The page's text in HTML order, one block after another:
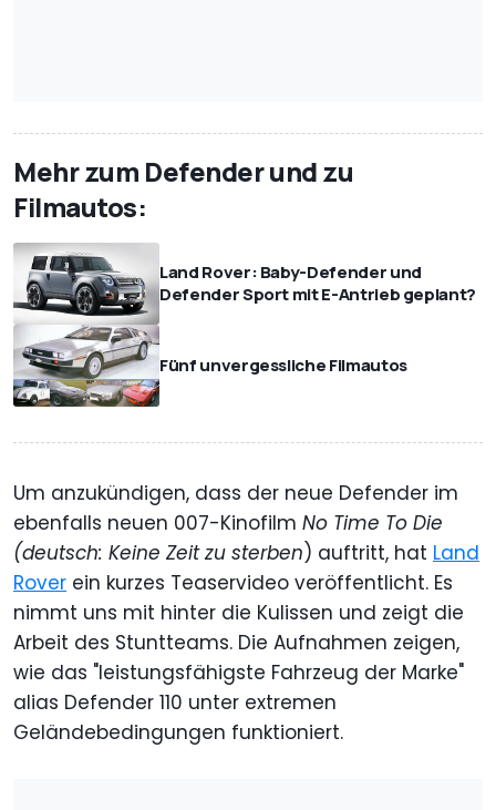
Mehr zum Defender und zu
Filmautos:
Land Rover: Baby-Defender und
Defender Sport mit E-Antrieb geplant?
Fünf unvergessliche Filmautos
Um anzukündigen, dass der neue Defender im
ebenfalls neuen 007-Kinofilm No Time To Die
(deutsch: Keine Zeit zu sterben) auftritt, hat Land
Rover ein kurzes Teaservideo veröffentlicht. Es
nimmt uns mit hinter die Kulissen und zeigt die
Arbeit des Stuntteams. Die Aufnahmen zeigen,
wie das "leistungsfähigste Fahrzeug der Marke"
alias Defender 110 unter extremen
Geländebedingungen funktioniert.